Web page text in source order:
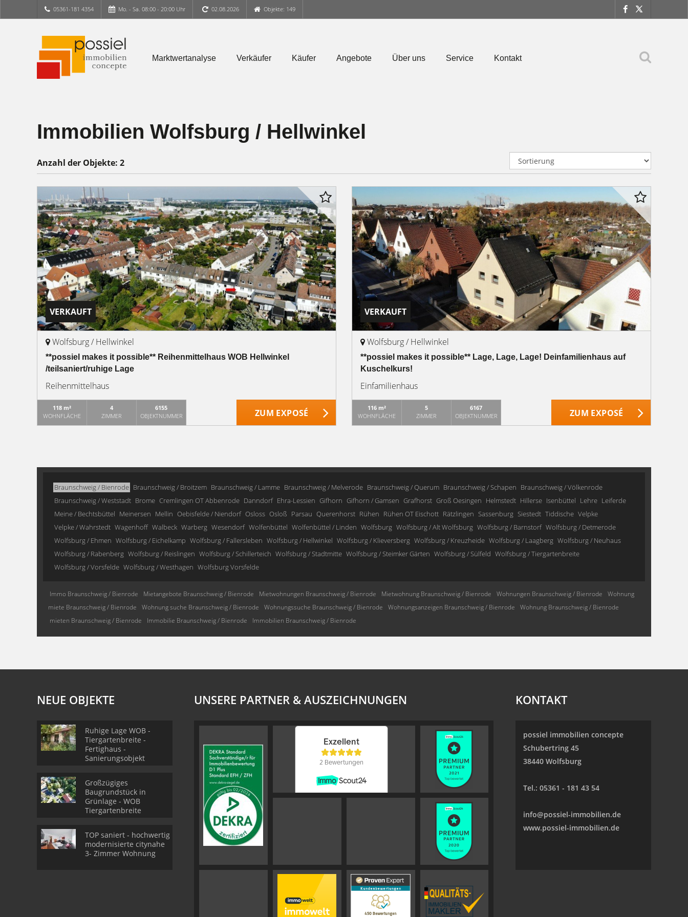
05361-181 4354 Mo. - Sa. 08:00 - 20:00 Uhr 02.08.2026 Objekte: 149
Marktwertanalyse Verkäufer Käufer Angebote Über uns Service Kontakt
Immobilien Wolfsburg / Hellwinkel
Anzahl der Objekte: 2
VERKAUFT
Wolfsburg / Hellwinkel
**possiel makes it possible** Reihenmittelhaus WOB Hellwinkel
/teilsaniert/ruhige Lage
Reihenmittelhaus
118 m²
WOHNFLÄCHE
4
ZIMMER
6155
OBJEKTNUMMER
ZUM EXPOSÉ
VERKAUFT
Wolfsburg / Hellwinkel
**possiel makes it possible** Lage, Lage, Lage! Deinfamilienhaus auf
Kuschelkurs!
Einfamilienhaus
116 m²
WOHNFLÄCHE
5
ZIMMER
6167
OBJEKTNUMMER
ZUM EXPOSÉ
Braunschweig / Bienrode Braunschweig / Broitzem Braunschweig / Lamme Braunschweig / Melverode Braunschweig / Querum Braunschweig / Schapen Braunschweig / Völkenrode
Braunschweig / Weststadt Brome Cremlingen OT Abbenrode Danndorf Ehra-Lessien Gifhorn Gifhorn / Gamsen Grafhorst Groß Oesingen Helmstedt Hillerse Isenbüttel Lehre Leiferde
Meine / Bechtsbüttel Meinersen Mellin Oebisfelde / Niendorf Osloss Osloß Parsau Querenhorst Rühen Rühen OT Eischott Rätzlingen Sassenburg Siestedt Tiddische Velpke
Velpke / Wahrstedt Wagenhoff Walbeck Warberg Wesendorf Wolfenbüttel Wolfenbüttel / Linden Wolfsburg Wolfsburg / Alt Wolfsburg Wolfsburg / Barnstorf Wolfsburg / Detmerode
Wolfsburg / Ehmen Wolfsburg / Eichelkamp Wolfsburg / Fallersleben Wolfsburg / Hellwinkel Wolfsburg / Klieversberg Wolfsburg / Kreuzheide Wolfsburg / Laagberg Wolfsburg / Neuhaus
Wolfsburg / Rabenberg Wolfsburg / Reislingen Wolfsburg / Schillerteich Wolfsburg / Stadtmitte Wolfsburg / Steimker Gärten Wolfsburg / Sülfeld Wolfsburg / Tiergartenbreite
Wolfsburg / Vorsfelde Wolfsburg / Westhagen Wolfsburg Vorsfelde
Immo Braunschweig / Bienrode Mietangebote Braunschweig / Bienrode Mietwohnungen Braunschweig / Bienrode Mietwohnung Braunschweig / Bienrode Wohnungen Braunschweig / Bienrode
Wohnung
miete Braunschweig / Bienrode
Wohnung suche Braunschweig / Bienrode Wohnungssuche Braunschweig / Bienrode Wohnungsanzeigen Braunschweig / Bienrode
Wohnung Braunschweig / Bienrode
mieten Braunschweig / Bienrode
Immobilie Braunschweig / Bienrode Immobilien Braunschweig / Bienrode
NEUE OBJEKTE
Ruhige Lage WOB -
Tiergartenbreite -
Fertighaus -
Sanierungsobjekt
Großzügiges
Baugrundstück in
Grünlage - WOB
Tiergartenbreite
TOP saniert - hochwertig
modernisierte citynahe
3- Zimmer Wohnung
UNSERE PARTNER & AUSZEICHNUNGEN KONTAKT
possiel immobilien concepte
Schubertring 45
38440 Wolfsburg
Tel.: 05361 - 181 43 54
info@possiel-immobilien.de
www.possiel-immobilien.de